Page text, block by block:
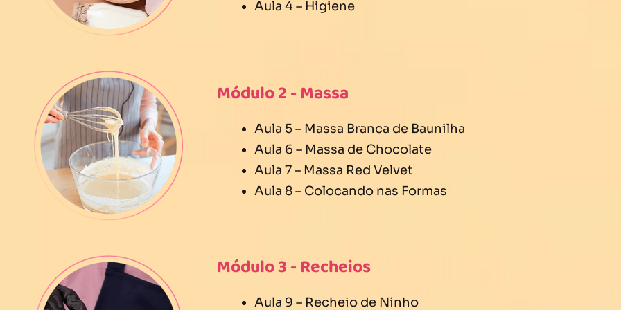
Aula 4 – Higiene
Módulo 2 - Massa
Aula 5 – Massa Branca de Baunilha
Aula 6 – Massa de Chocolate
Aula 7 – Massa Red Velvet
Aula 8 – Colocando nas Formas
Módulo 3 - Recheios
Aula 9 – Recheio de Ninho